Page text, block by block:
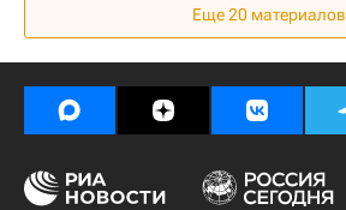
Теплоснабжение
Еще 20 материалов